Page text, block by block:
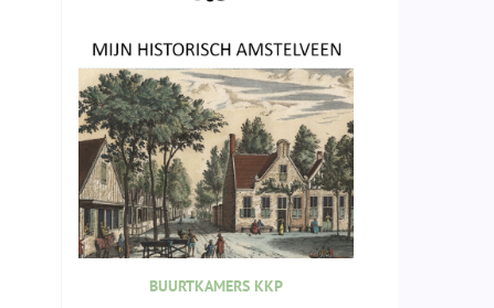
BUURTKAMERS KKP